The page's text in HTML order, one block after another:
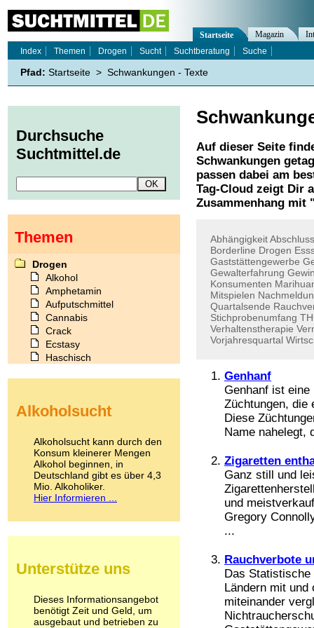
Auf dieser Seite
Schwankungen
passen dabei am
Tag-Cloud zeigt Dir
Zusammenhang mit
AbhängigkeitAbschluss
Borderline Drogen
Gaststättengewerbe
Gewalterfahrung
Konsumenten
Mitspielen
Quartalsende
Stichprobenumfang
Verhaltenstherapie
Vorjahresquartal
Genhanf
Genhanf ist
Züchtungen, die
Diese
Name nahelegt,
Zigaretten
Ganz still und
und
Gregory
...
Rauchverbote
Das
Ländern mit und
miteinander
Startseite Magazin
Index
Themen Drogen Sucht Suchtberatung Suche
Pfad: Startseite > Schwankungen - Texte
Durchsuche
Suchtmittel.de
Themen
Drogen
Alkohol
Amphetamin
Aufputschmittel
Cannabis
Crack
Ecstasy
Haschisch
Kokain
LSD
Marihuana
Medikamente
Meskalin
Metamphetamin
Methadon
Pilze
Psychopharmaka
Schlafmittel
Schmerzmittel
Alkoholsucht
Alkoholsucht kann durch den
Konsum kleinerer Mengen
Alkohol beginnen, in
Deutschland gibt es über 4,3
Mio. Alkoholiker.
Hier Informieren ...
Unterstütze uns
Dieses Informationsangebot
benötigt Zeit und Geld, um
ausgebaut und betrieben zu